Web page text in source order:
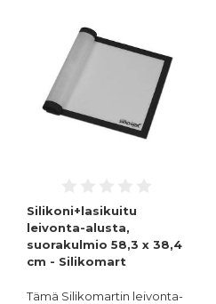
Silikoni+lasikuitu
leivonta-alusta,
suorakulmio 58,3 x 38,4
cm - Silikomart
Tämä Silikomartin leivonta-